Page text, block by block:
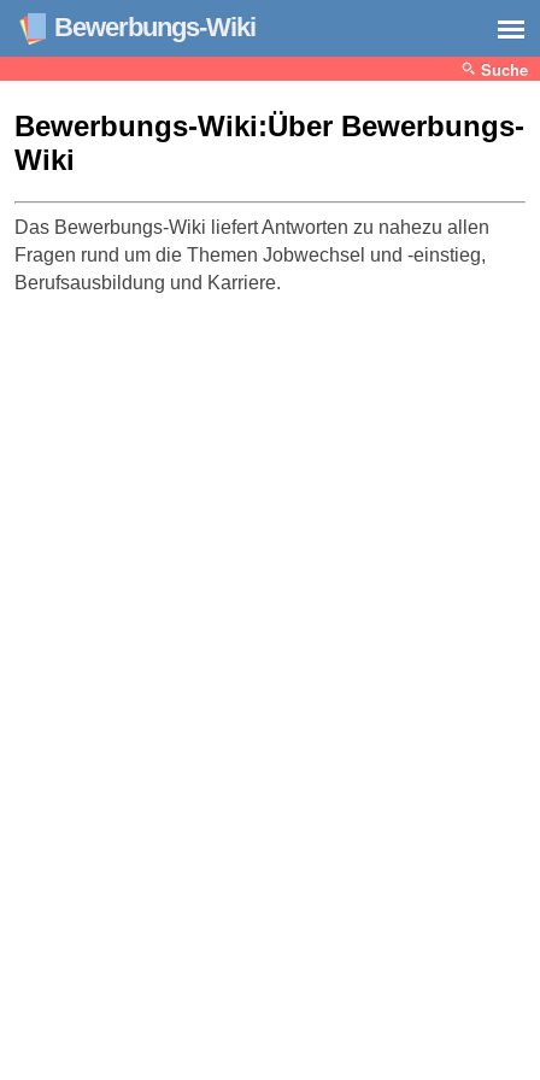
Bewerbungs-Wiki
Suche
Bewerbungs-Wiki:Über Bewerbungs-
Wiki
Das Bewerbungs-Wiki liefert Antworten zu nahezu allen
Fragen rund um die Themen Jobwechsel und -einstieg,
Berufsausbildung und Karriere.